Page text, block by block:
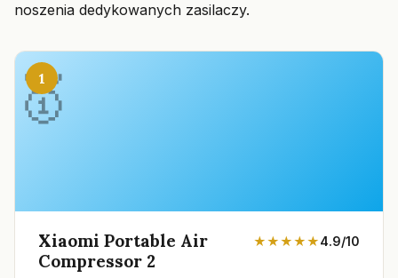
noszenia dedykowanych zasilaczy.
1
Xiaomi Portable Air
Compressor 2
★★★★★4.9/10